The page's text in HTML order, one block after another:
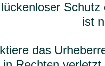
ist
das